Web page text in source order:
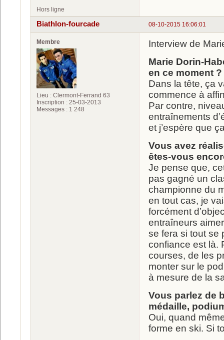
Hors ligne
08-10-2015 16:06:01
Biathlon-fourcade
Membre
Lieu : Clermont-Ferrand 63
Inscription : 25-03-2013
Messages : 1 248
Interview de
Marie Dorin-
en ce moment ?
Dans la tête, ça
commence à
Par contre,
entraînements
et j’espère que
Vous avez
êtes-vous
Je pense que,
pas gagné un
championne du
en tout cas, je
forcément
entraîneurs
se fera si tout se
confiance est là.
courses, de les
monter sur le
à mesure de la
Vous parlez de
médaille,
Oui, quand
forme en ski. Si